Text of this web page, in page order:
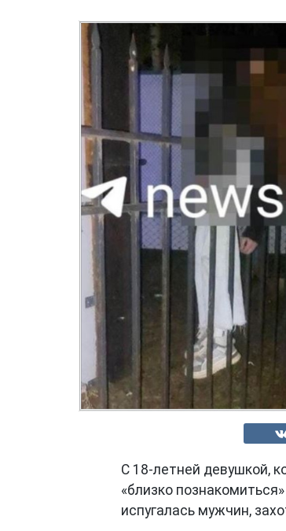
С 18-летней девушкой,
«близко
испугалась мужчин,